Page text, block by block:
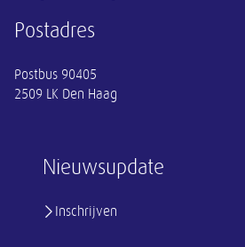
Nieuwsupdate
Inschrijven
Postadres
Postbus 90405
2509 LK Den Haag